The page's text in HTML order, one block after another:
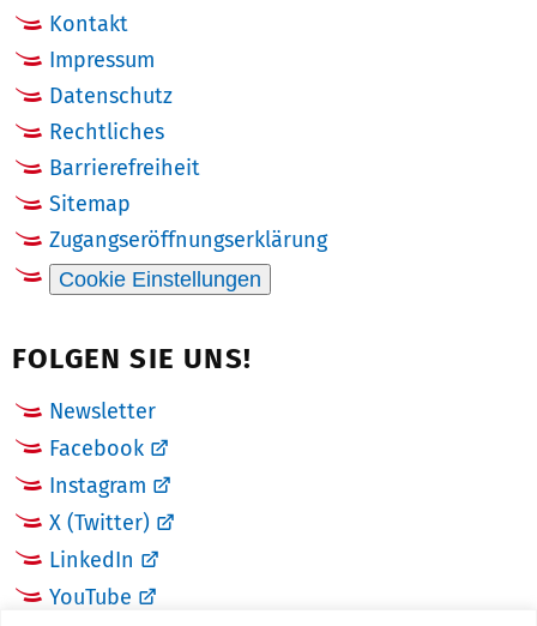
Kontakt
Impressum
Datenschutz
Rechtliches
Barrierefreiheit
Sitemap
Zugangseröffnungserklärung
Cookie Einstellungen
FOLGEN SIE UNS!
Newsletter
Facebook
Instagram
X (Twitter)
LinkedIn
YouTube